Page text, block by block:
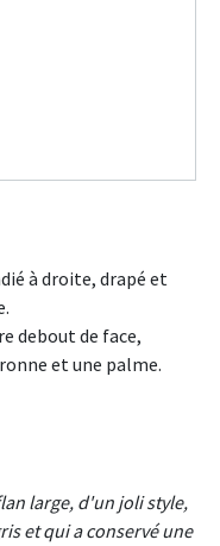
à droite, drapé et
debout de face,
et une palme.
large, d'un joli style,
et qui a conservé une